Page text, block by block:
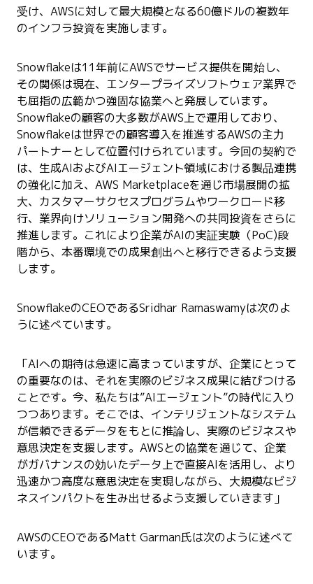
受け、AWSに対して最大規模となる60億ドルの複数年
のインフラ投資を実施します。
Snowflakeは11年前にAWSでサービス提供を開始し、
その関係は現在、エンタープライズソフトウェア業界で
も屈指の広範かつ強固な協業へと発展しています。
Snowflakeの顧客の大多数がAWS上で運用しており、
Snowflakeは世界での顧客導入を推進するAWSの主力
パートナーとして位置付けられています。今回の契約で
は、生成AIおよびAIエージェント領域における製品連携
の強化に加え、AWS Marketplaceを通じ市場展開の拡
大、カスタマーサクセスプログラムやワークロード移
行、業界向けソリューション開発への共同投資をさらに
推進します。これにより企業がAIの実証実験（PoC)段
階から、本番環境での成果創出へと移行できるよう支援
します。
SnowflakeのCEOであるSridhar Ramaswamyは次のよ
うに述べています。
「AIへの期待は急速に高まっていますが、企業にとって
の重要なのは、それを実際のビジネス成果に結びつける
ことです。今、私たちは”AIエージェント”の時代に入り
つつあります。そこでは、インテリジェントなシステム
が信頼できるデータをもとに推論し、実際のビジネスや
意思決定を支援します。AWSとの協業を通じて、企業
がガバナンスの効いたデータ上で直接AIを活用し、より
迅速かつ高度な意思決定を実現しながら、大規模なビジ
ネスインパクトを生み出せるよう支援していきます」
AWSのCEOであるMatt Garman氏は次のように述べて
います。